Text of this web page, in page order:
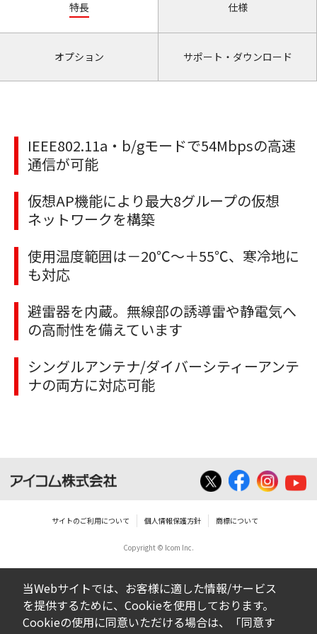
特長 仕様
オプション サポート・ダウンロード
IEEE802.11a・b/gモードで54Mbpsの高速
通信が可能
仮想AP機能により最大8グループの仮想
ネットワークを構築
使用温度範囲は－20℃～＋55℃、寒冷地に
も対応
避雷器を内蔵。無線部の誘導雷や静電気へ
の高耐性を備えています
シングルアンテナ/ダイバーシティーアンテ
ナの両方に対応可能
サイトのご利用について 個人情報保護方針 商標について
Copyright © Icom Inc.
当Webサイトでは、お客様に適した情報/サービス
を提供するために、Cookieを使用しております。
Cookieの使用に同意いただける場合は、「同意す